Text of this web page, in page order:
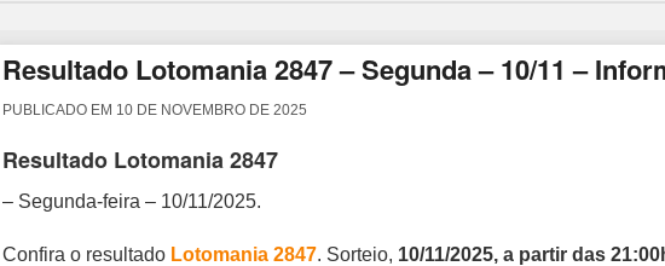
Resultado Lotomania 2847 – Segunda – 10/11 –
PUBLICADO EM 10 DE NOVEMBRO DE 2025
Resultado Lotomania 2847
– Segunda-feira – 10/11/2025.
Confira o resultado Lotomania 2847. Sorteio, 10/11/2025, a partir das